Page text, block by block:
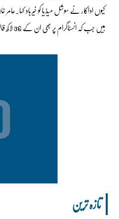
ہیں جب کہ انسٹاگرام پر بھی ان کے 36 لاکھ فالوورز ہیں۔
تازہ ترین